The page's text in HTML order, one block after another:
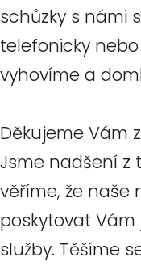
schůzky s námi
telefonicky
vyhovíme a
Děkujeme Vám
Jsme nadšení z
věříme, že naše
poskytovat
služby. Těšíme